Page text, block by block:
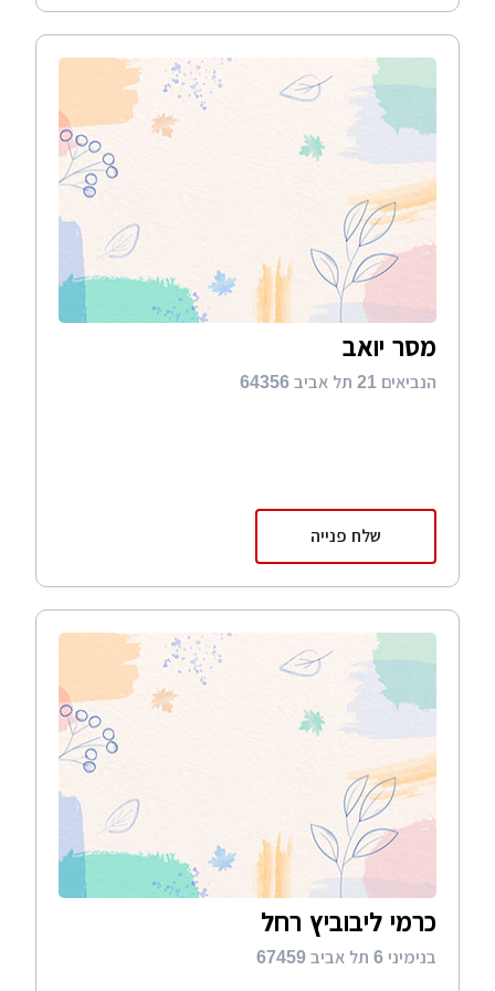
מסר יואב
הנביאים 21 תל אביב 64356
שלח פנייה
כרמי ליבוביץ רחל
בנימיני 6 תל אביב 67459